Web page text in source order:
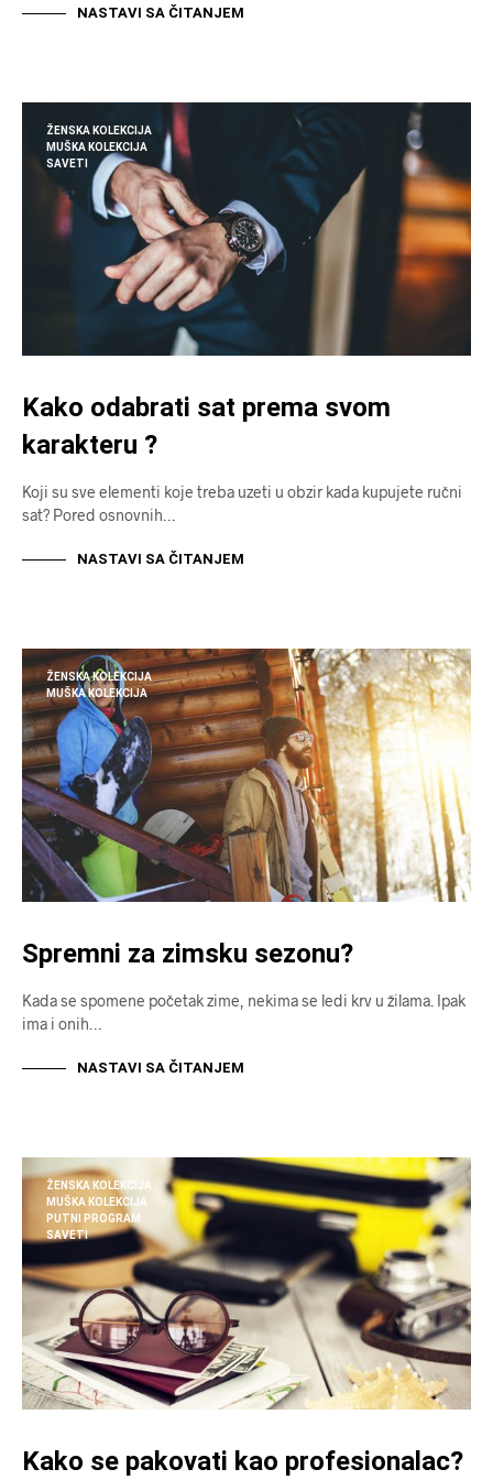
NASTAVI SA ČITANJEM
ŽENSKA KOLEKCIJA
MUŠKA KOLEKCIJA
SAVETI
Kako odabrati sat prema svom
karakteru ?
Koji su sve elementi koje treba uzeti u obzir kada kupujete ručni
sat? Pored osnovnih…
NASTAVI SA ČITANJEM
ŽENSKA KOLEKCIJA
MUŠKA KOLEKCIJA
Spremni za zimsku sezonu?
Kada se spomene početak zime, nekima se ledi krv u žilama. Ipak
ima i onih…
NASTAVI SA ČITANJEM
ŽENSKA KOLEKCIJA
MUŠKA KOLEKCIJA
PUTNI PROGRAM
SAVETI
Kako se pakovati kao profesionalac?